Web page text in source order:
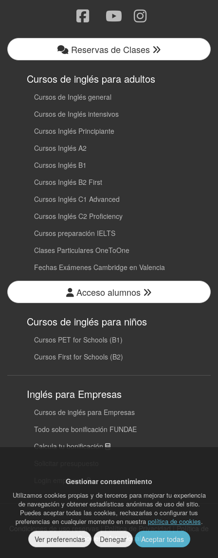
Reservas de Clases
Cursos de inglés para adultos
Cursos de Inglés general
Cursos de Inglés intensivos
Cursos Inglés Principiante
Cursos Inglés A2
Cursos Inglés B1
Cursos Inglés B2 First
Cursos Inglés C1 Advanced
Cursos Inglés C2 Proficiency
Cursos preparación IELTS
Clases Particulares OneToOne
Fechas Exámenes Cambridge en Valencia
Acceso alumnos
Cursos de inglés para niños
Cursos PET for Schools (B1)
Cursos First for Schools (B2)
Inglés para Empresas
Cursos de inglés para Empresas
Todo sobre bonificación FUNDAE
Calcula tu bonificación
Login empresas
Condiciones de uso reservas |Política de Privacidad|Política de
Cookies|Aviso legal
Gestionar consentimiento
Utilizamos cookies propias y de terceros para mejorar tu experiencia
de navegación y obtener estadísticas anónimas de uso del sitio.
Puedes aceptar todas las cookies, rechazarlas o configurar tus
preferencias en cualquier momento en nuestra política de cookies.
Ver preferencias Denegar Aceptar todas